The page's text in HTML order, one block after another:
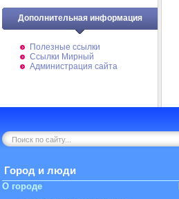
Дополнительная информация
Полезные ссылки
Ссылки Мирный
Администрация сайта
Город и люди
О городе